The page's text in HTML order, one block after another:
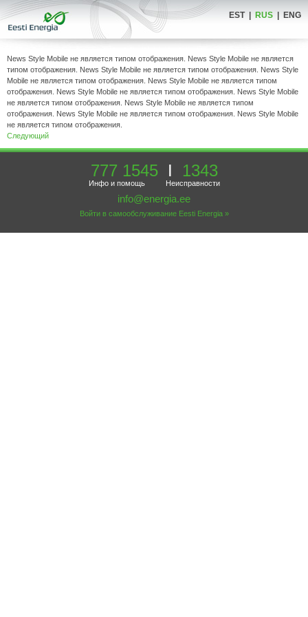
EST| RUS ENG
News Style Mobile не является типом отображения. News Style Mobile не является
типом отображения. News Style Mobile не является типом отображения. News Style
Mobile не является типом отображения. News Style Mobile не является типом
отображения. News Style Mobile не является типом отображения. News Style Mobile
не является типом отображения. News Style Mobile не является типом
отображения. News Style Mobile не является типом отображения. News Style Mobile
не является типом отображения.
Следующий
777 1545I 1343
Инфо и помощь Неисправности
info@energia.ee
Войти в самообслуживание Eesti Energia »